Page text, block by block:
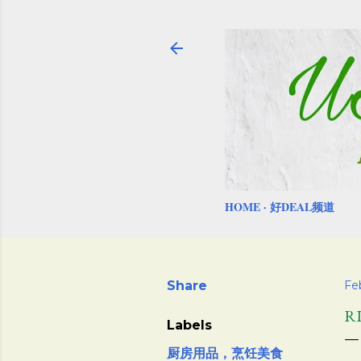
HOME 好DEAL频道
Share
Labels
厨房用品，烹饪美食